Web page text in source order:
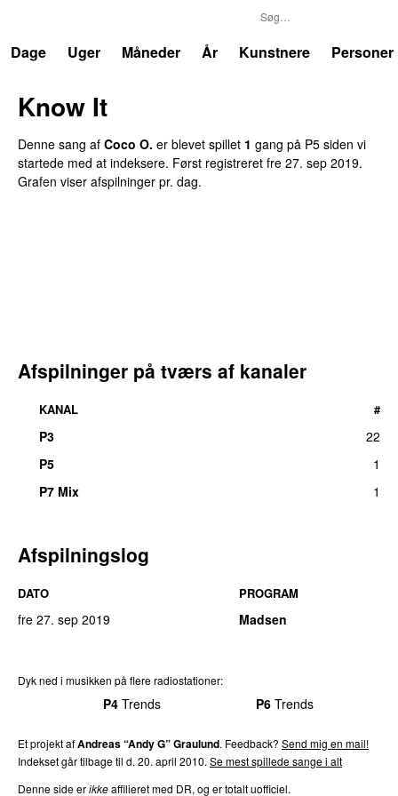
Dage
Uger Måneder År Kunstnere Personer
Know It
Denne sang af Coco O. er blevet spillet 1 gang på P5 siden vi
startede med at indeksere. Først registreret fre 27. sep 2019.
Grafen viser afspilninger pr. dag.
Afspilninger på tværs af kanaler
KANAL #
P3
22
P5
1
P7 Mix
1
Afspilningslog
DATO PROGRAM
fre 27. sep 2019 Madsen
Dyk ned i musikken på flere radiostationer:
P4 Trends P6 Trends
Et projekt afAndreas “Andy G” Graulund. Feedback? Send mig en mail!
Indekset går tilbage til d. 20. april 2010. Se mest spillede sange i alt
Denne side erikkeaffilieret med DR, og er totalt uofficiel.